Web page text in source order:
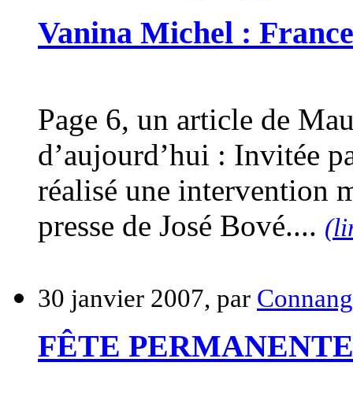
Vanina Michel :
Page 6, un article de
d’aujourd’hui : Invitée
réalisé une intervention
presse de José Bové....
30 janvier 2007, par
FÊTE